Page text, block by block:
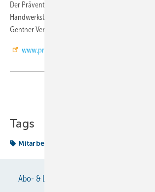
Der Präventionskongress 2018 mit seinem speziell
Handwerksbetriebe aufgestelltem Programm wird
Gentner Verlag, Stuttgart. (RM)
www.praeventionskongress-2018.de
Tags
Mitarbeiter
Abo- & Leserservice